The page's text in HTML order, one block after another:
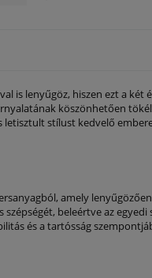
is lenyűgöz, hiszen ezt a
köszönhetően
stílust kedvelő
amely
beleértve az egyedi
és a tartósság